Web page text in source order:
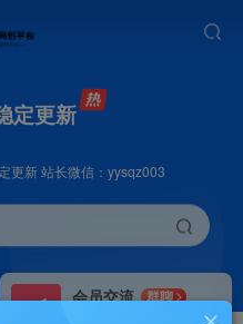
定更新
更新 站长微信：yysqz003
会员交流
群聊